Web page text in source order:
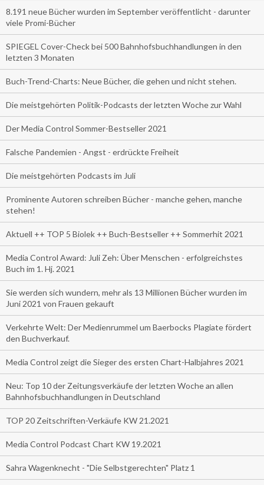
8.191 neue Bücher wurden im September veröffentlicht - darunter
viele Promi-Bücher
SPIEGEL Cover-Check bei 500 Bahnhofsbuchhandlungen in den
letzten 3 Monaten
Buch-Trend-Charts: Neue Bücher, die gehen und nicht stehen.
Die meistgehörten Politik-Podcasts der letzten Woche zur Wahl
Der Media Control Sommer-Bestseller 2021
Falsche Pandemien - Angst - erdrückte Freiheit
Die meistgehörten Podcasts im Juli
Prominente Autoren schreiben Bücher - manche gehen, manche
stehen!
Aktuell ++ TOP 5 Biolek ++ Buch-Bestseller ++ Sommerhit 2021
Media Control Award: Juli Zeh: Über Menschen - erfolgreichstes
Buch im 1. Hj. 2021
Sie werden sich wundern, mehr als 13 Millionen Bücher wurden im
Juni 2021 von Frauen gekauft
Verkehrte Welt: Der Medienrummel um Baerbocks Plagiate fördert
den Buchverkauf.
Media Control zeigt die Sieger des ersten Chart-Halbjahres 2021
Neu: Top 10 der Zeitungsverkäufe der letzten Woche an allen
Bahnhofsbuchhandlungen in Deutschland
TOP 20 Zeitschriften-Verkäufe KW 21.2021
Media Control Podcast Chart KW 19.2021
Sahra Wagenknecht - "Die Selbstgerechten" Platz 1